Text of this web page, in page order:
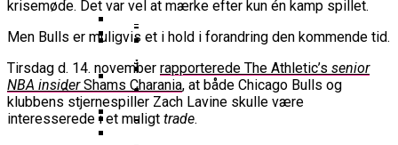
Møder FC Barcelona I Minicopa Endesa´s
Semifinale
Bakken Bears-Stjerne Skifter Til
Bundesligaen
Dansk Landstræner Efter Misset
EM-Slutrunde: “Vi Har Lagt
Noget Af Stien For Fremtiden”
Bakkens Supertalent
Nominerede Til Grundspillets
Bedste Unge Spiller
16-Årige Noah Nørgaard Slutter
Som Topscorer Til Youth
Champions League
Dansk Tenerife-Talent Med Ny
EuroCup
EuroLeague Udvider Til 20 Hold:
Dubai, Hapoel Og Valencia
Emilie Hesseldal Stopper På
Landsholdet
Torsdag Jagter Noah Nørgaard
Årige Udtaget Til Bruttotruppen
Mod Georgien
VM 2023 All-Second Team
Offentliggjort
Olympiske Lege
Morten Stig Jensen Om OL 2024:
“Vi Kan Forvente Os En Af De
Bedste Omgange OL
Ungdomspokalfinalerne: Her Er Alle
Vinderne
Klumme
Morten Stig
krisemøde. Det var vel at mærke efter kun én kamp spillet.
Men Bulls er muligvis et i hold i forandring den kommende tid.
Tirsdag d. 14. november rapporterede The Athletic’s senior
NBA insiderShams Charania, at både Chicago Bulls og
klubbens stjernespiller Zach Lavine skulle være
interesserede i et muligt trade.